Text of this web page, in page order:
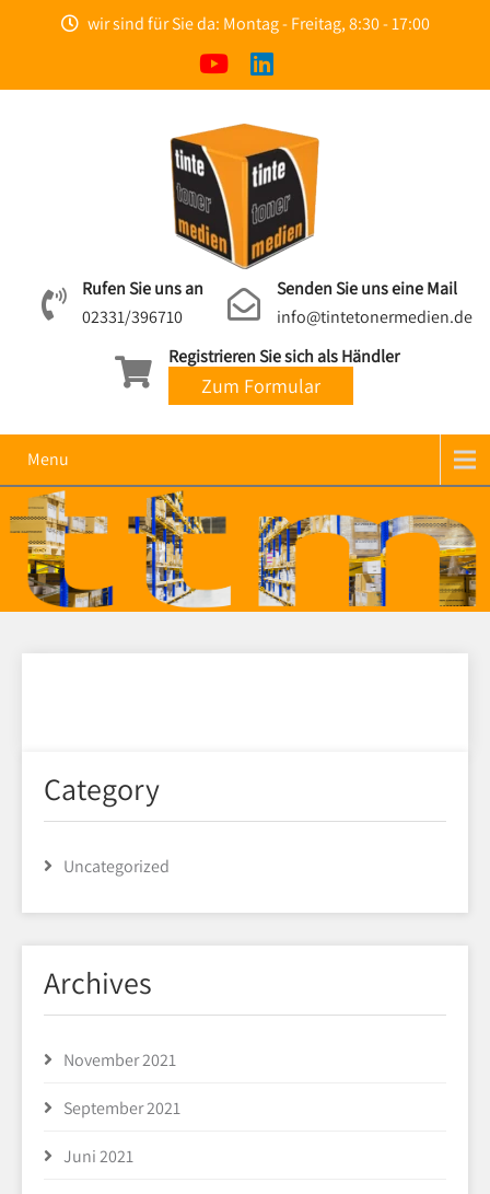
wir sind für Sie da: Montag - Freitag, 8:30 - 17:00
Rufen Sie uns an
02331/396710
Senden Sie uns eine Mail
info@tintetonermedien.de
Registrieren Sie sich als Händler
Zum Formular
Menu
Category
Uncategorized
Archives
November 2021
September 2021
Juni 2021